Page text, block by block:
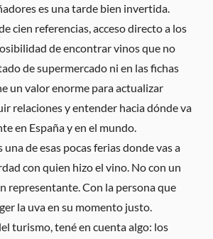
es una tarde bien invertida.
cien referencias, acceso directo a los
de encontrar vinos que no
de supermercado ni en las fichas
un valor enorme para actualizar
relaciones y entender hacia dónde va
en España y en el mundo.
una de esas pocas ferias donde vas a
con quien hizo el vino. No con un
representante. Con la persona que
la uva en su momento justo.
turismo, tené en cuenta algo: los